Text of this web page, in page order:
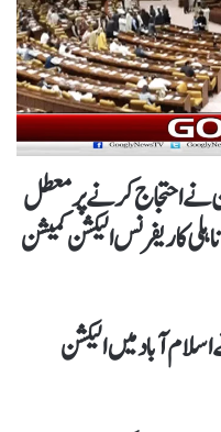
نے احتجاج کرنے پرمعطل
کی ناہلی کاریفرنس الیکشن کمیشن
آباد میں الیکشن